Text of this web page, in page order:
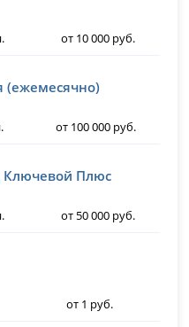
от 10 000 руб.
(ежемесячно)
от 100 000 руб.
Ключевой Плюс
от 50 000 руб.
от 1 руб.